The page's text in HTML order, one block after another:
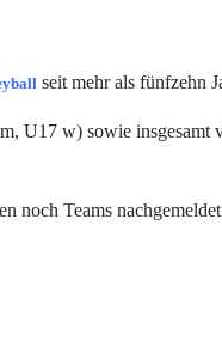
seit mehr als fünfzehn
U17 w) sowie
noch Teams